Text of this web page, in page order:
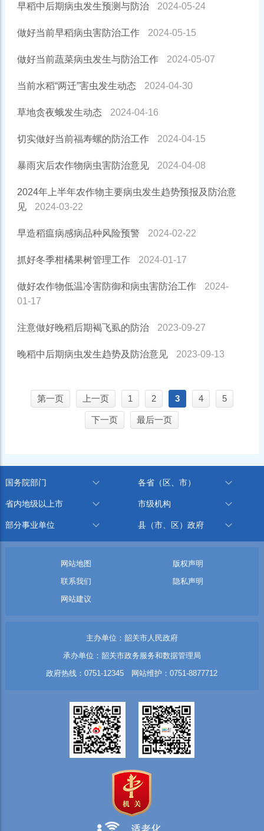
早稻中后期病虫发生预测与防治 2024-05-24
做好当前早稻病虫害防治工作 2024-05-15
做好当前蔬菜病虫发生与防治工作 2024-05-07
当前水稻“两迁”害虫发生动态 2024-04-30
草地贪夜蛾发生动态 2024-04-16
切实做好当前福寿螺的防治工作 2024-04-15
暴雨灾后农作物病虫害防治意见 2024-04-08
2024年上半年农作物主要病虫发生趋势预报及防治意
见
2024-03-22
早造稻瘟病感病品种风险预警 2024-02-22
抓好冬季柑橘果树管理工作 2024-01-17
做好农作物低温冷害防御和病虫害防治工作
2024-
01-17
注意做好晚稻后期褐飞虱的防治 2023-09-27
晚稻中后期病虫发生趋势及防治意见 2023-09-13
第一页 上一页 1 2 3 4 5
下一页 最后一页
国务院部门 各省（区、市）
省内地级以上市 市级机构
部分事业单位 县（市、区）政府
网站地图
版权声明
联系我们
隐私声明
网站建议
主办单位：韶关市人民政府
承办单位：韶关市政务服务和数据管理局
政府热线：0751-12345 网站维护：0751-8877712